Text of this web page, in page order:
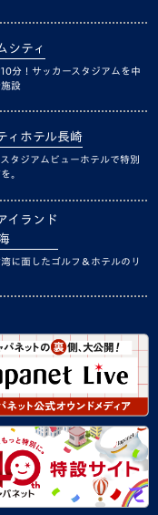
シティ
分！サッカースタジアムを中
設
ィホテル長崎
タジアムビューホテルで特別
。
イランド
に面したゴルフ＆ホテルのリ